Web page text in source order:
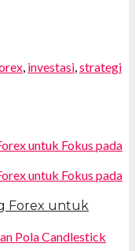
, investasi,strategi
Forex untuk